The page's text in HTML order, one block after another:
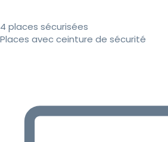
4 places sécurisées
Places avec ceinture de sécurité